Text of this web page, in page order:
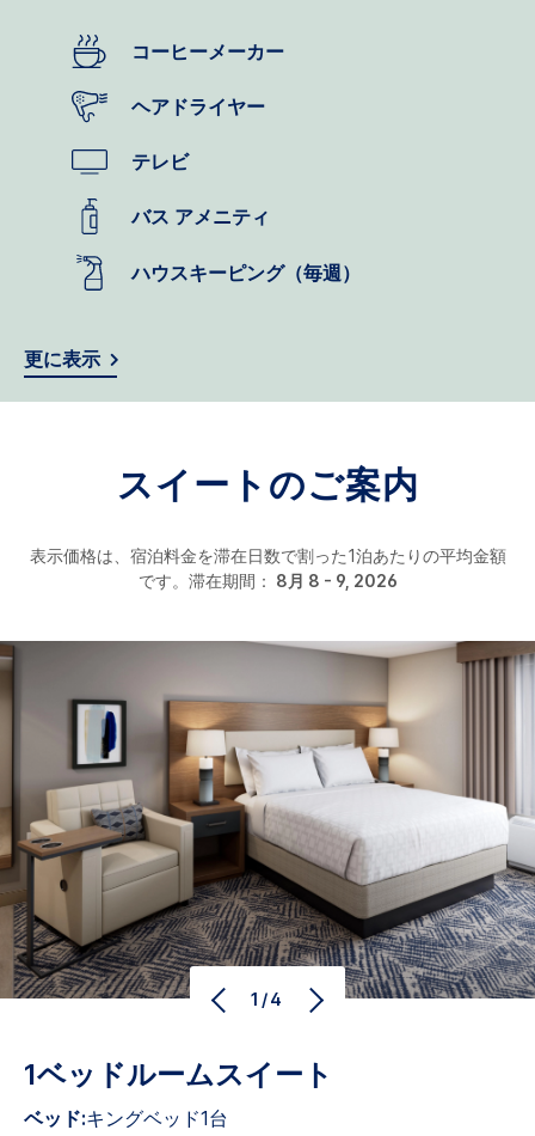
コーヒーメーカー
ヘアドライヤー
テレビ
バス アメニティ
ハウスキーピング（毎週）
更に表示
スイートのご案内
表示価格は、宿泊料金を滞在日数で割った1泊あたりの平均金額
です。滞在期間： 8月 8 - 9, 2026
1/4
1ベッドルームスイート
ベッド:キングベッド1台